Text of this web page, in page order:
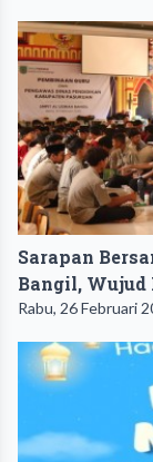
Sarapan
Bangil,
Rabu, 26 Februari